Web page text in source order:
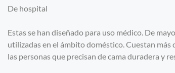
De hospital
Estas se han diseñado para uso médico. De
utilizadas en el ámbito doméstico. Cuestan
las personas que precisan de cama duradera y